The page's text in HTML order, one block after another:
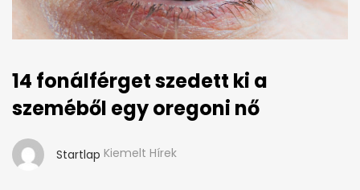
14 fonálférget szedett ki a
szeméből egy oregoni nő
Startlap Kiemelt Hírek